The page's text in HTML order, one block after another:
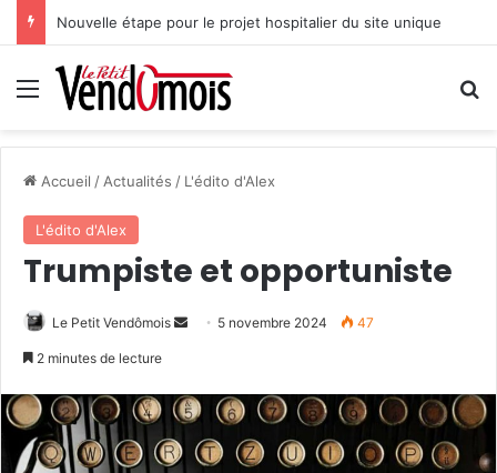
Nouvelle étape pour le projet hospitalier du site unique
Menu
Accueil / Actualités / L'édito d'Alex
L'édito d'Alex
Trumpiste et opportuniste
Le Petit Vendômois
o
e
5 novembre 2024 47
2 minutes de lecture